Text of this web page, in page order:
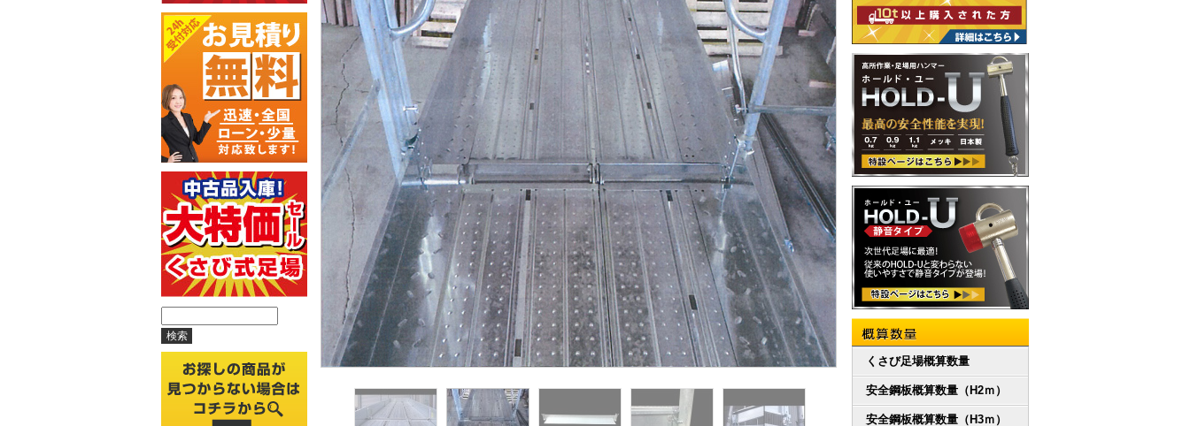
概算数量
くさび足場概算数量
安全鋼板概算数量（H2ｍ）
安全鋼板概算数量（H3ｍ）